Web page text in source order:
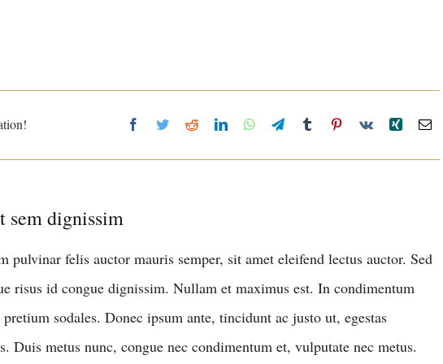
sem dignissim
pulvinar felis auctor mauris semper, sit amet eleifend lectus auctor. Sed
risus id congue dignissim. Nullam et maximus est. In condimentum
pretium sodales. Donec ipsum ante, tincidunt ac justo ut, egestas
Duis metus nunc, congue nec condimentum et, vulputate nec metus.